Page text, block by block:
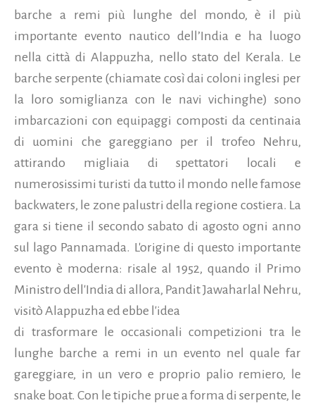
barche a remi più lunghe del mondo, è il più
importante evento nautico dell’India e ha luogo
nella città di Alappuzha, nello stato del Kerala. Le
barche serpente (chiamate così dai coloni inglesi per
la loro somiglianza con le navi vichinghe) sono
imbarcazioni con equipaggi composti da centinaia
di uomini che gareggiano per il trofeo Nehru,
attirando migliaia di spettatori locali e
numerosissimi turisti da tutto il mondo nelle famose
backwaters, le zone palustri della regione costiera. La
gara si tiene il secondo sabato di agosto ogni anno
sul lago Pannamada. L'origine di questo importante
evento è moderna: risale al 1952, quando il Primo
Ministro dell'India di allora, Pandit Jawaharlal Nehru,
visitò Alappuzha ed ebbe l'idea
di trasformare le occasionali competizioni tra le
lunghe barche a remi in un evento nel quale far
gareggiare, in un vero e proprio palio remiero, le
snake boat. Con le tipiche prue a forma di serpente, le